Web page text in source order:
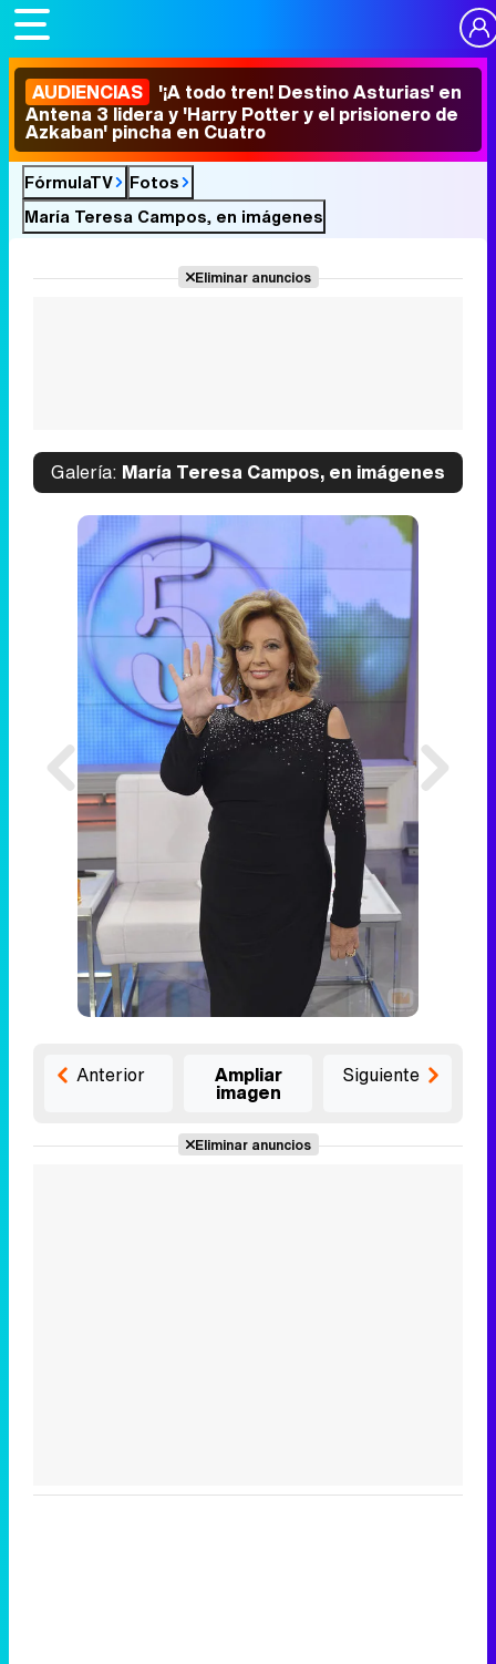
AUDIENCIAS '¡A todo tren! Destino Asturias' en
Antena 3 lidera y 'Harry Potter y el prisionero de
Azkaban' pincha en Cuatro
FórmulaTV
Fotos
María Teresa Campos, en imágenes
Eliminar anuncios
Galería: María Teresa Campos, en imágenes
Anterior Ampliar
imagen
Siguiente
Eliminar anuncios